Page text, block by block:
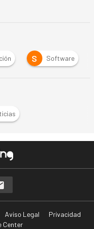
S Software
Aviso Legal
Privacidad
Center